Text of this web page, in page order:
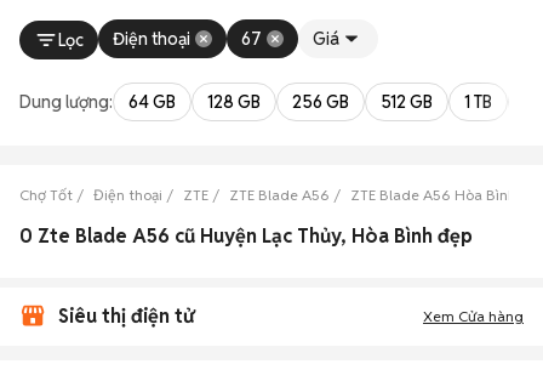
Lọc Điện thoại 67 Giá
Dung lượng: 64 GB 128 GB 256 GB 512 GB 1 TB
Chợ Tốt Điện thoại ZTE ZTE Blade A56 ZTE Blade A56 Hòa Bình
0 Zte Blade A56 cũ Huyện Lạc Thủy, Hòa Bình đẹp
Siêu thị điện tử Xem Cửa hàng